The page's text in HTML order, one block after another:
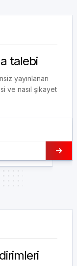
talebi
yayınlanan
ve nasıl şikayet